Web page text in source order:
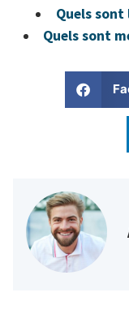
Quels
Quels sont